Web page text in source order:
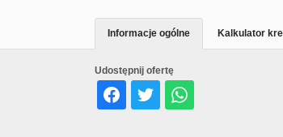
Udostępnij ofertę
Informacje ogólne Kalkulator